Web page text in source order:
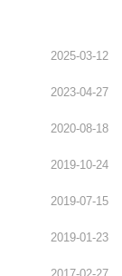
2025-03-12
2023-04-27
2020-08-18
2019-10-24
2019-07-15
2019-01-23